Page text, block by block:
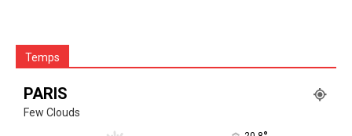
Temps
PARIS
Few Clouds